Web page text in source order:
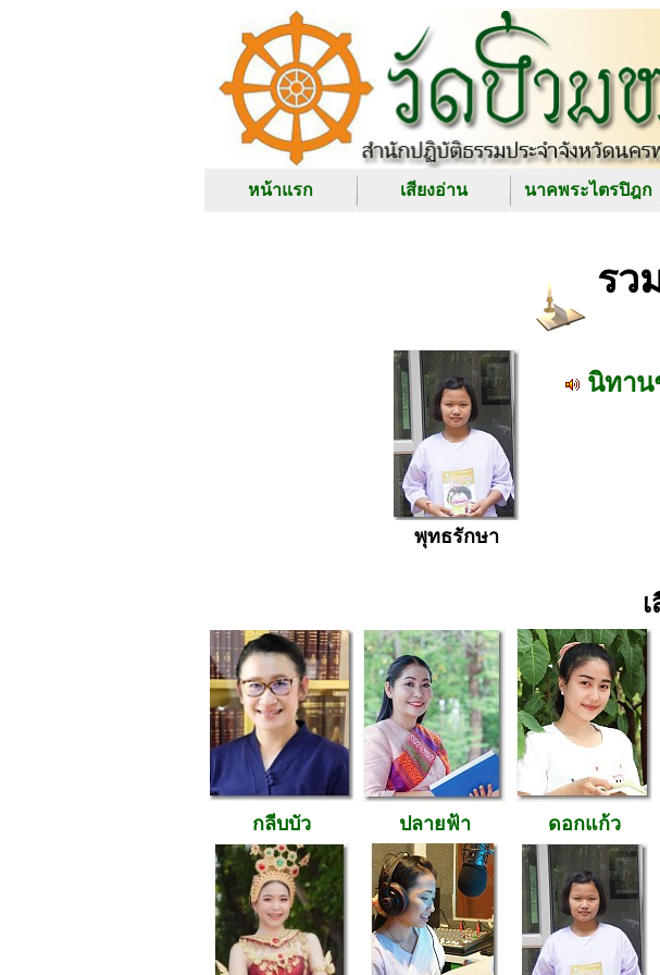
หน้าแรก เสียงอ่าน นาคพระไตรปิฎก
รว
พุทธรักษา
นิทาน
กลีบบัว ปลายฟ้า ดอกแก้ว